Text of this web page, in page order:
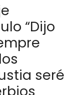
“Dijo
seré